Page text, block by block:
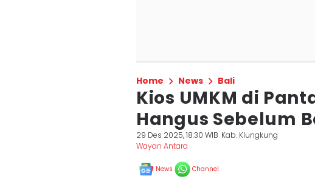
Home News Bali
Kios UMKM di
Hangus Sebelum
29 Des 2025, 18:30 WIB Kab. Klungkung
Wayan Antara
News Channel